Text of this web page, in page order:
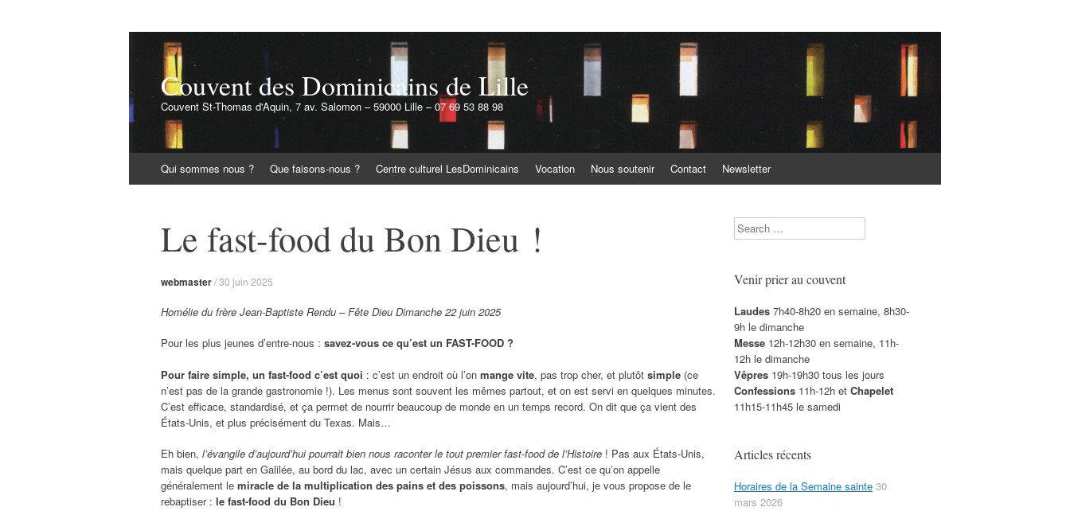
Couvent des Dominicains de Lille
Couvent St-Thomas d'Aquin, 7 av. Salomon – 59000 Lille – 07 69 53 88 98
au
Qui sommes nous ? Que faisons-nous ? Centre culturel LesDominicains Vocation Nous soutenir Contact Newsletter
Le fast-food du Bon Dieu !
webmaster/30 juin 2025
Homélie du frère Jean-Baptiste Rendu – Fête Dieu Dimanche 22 juin 2025
Pour les plus jeunes d’entre-nous : savez-vous ce qu’est un FAST-FOOD ?
Pour faire simple, un fast-food c’est quoi : c’est un endroit où l’on mange vite, pas trop cher, et plutôt simple (ce
n’est pas de la grande gastronomie !). Les menus sont souvent les mêmes partout, et on est servi en quelques minutes.
C’est efficace, standardisé, et ça permet de nourrir beaucoup de monde en un temps record. On dit que ça vient des
États-Unis, et plus précisément du Texas. Mais…
Eh bien, l’évangile d’aujourd’hui pourrait bien nous raconter le tout premier fast-food de l’Histoire ! Pas aux États-Unis,
mais quelque part en Galilée, au bord du lac, avec un certain Jésus aux commandes. C’est ce qu’on appelle
généralement le miracle de la multiplication des pains et des poissons, mais aujourd’hui, je vous propose de le
rebaptiser : le fast-food du Bon Dieu !
Search
Venir prier au couvent
Laudes 7h40-8h20 en semaine, 8h30-
9h le dimanche
Messe 12h-12h30 en semaine, 11h-
12h le dimanche
Vêpres 19h-19h30 tous les jours
Confessions 11h-12h et Chapelet
11h15-11h45 le samedi
Articles récents
Horaires de la Semaine sainte 30
mars 2026